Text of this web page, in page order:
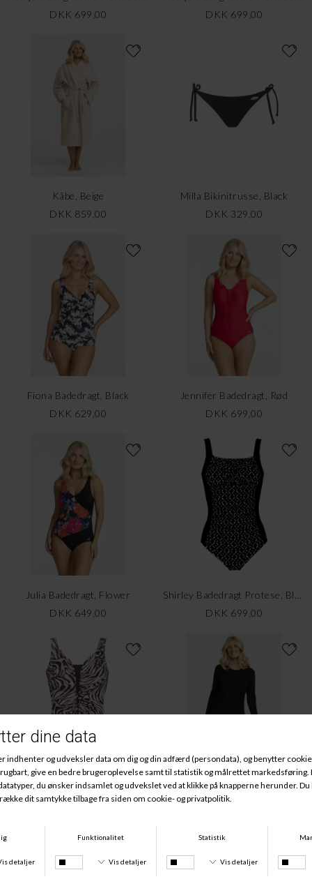
DKK 699,00
DKK 699,00
Kåbe, Beige
DKK 859,00
Milla Bikinitrusse, Black
DKK 329,00
Fiona Badedragt, Black
DKK 629,00
Jennifer Badedragt, Rød
DKK 699,00
Julia Badedragt, Flower
DKK 649,00
DKK 699,00
Jennifer Badedragt, Chocolate